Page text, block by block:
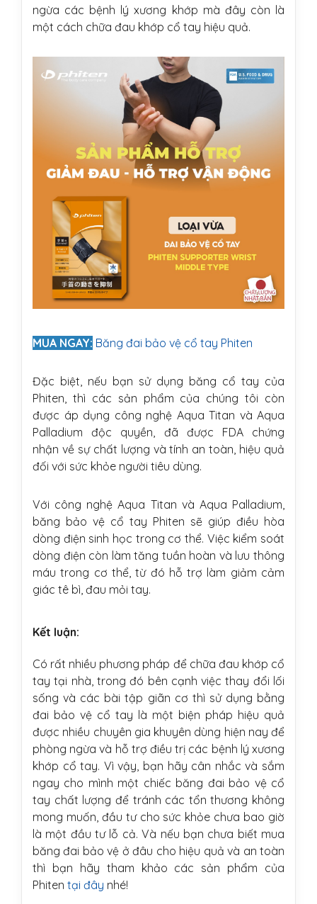
ngừa các bệnh lý xương khớp mà đây còn là
một cách chữa đau khớp cổ tay hiệu quả.
MUA NGAY: Băng đai bảo vệ cổ tay Phiten
Đặc biệt, nếu bạn sử dụng băng cổ tay của
Phiten, thì các sản phẩm của chúng tôi còn
được áp dụng công nghệ Aqua Titan và Aqua
Palladium độc quyền, đã được FDA chứng
nhận về sự chất lượng và tính an toàn, hiệu quả
đối với sức khỏe người tiêu dùng.
Với công nghệ Aqua Titan và Aqua Palladium,
băng bảo vệ cổ tay Phiten sẽ giúp điều hòa
dòng điện sinh học trong cơ thể. Việc kiểm soát
dòng điện còn làm tăng tuần hoàn và lưu thông
máu trong cơ thể, từ đó hỗ trợ làm giảm cảm
giác tê bì, đau mỏi tay.
Kết luận:
Có rất nhiều phương pháp để chữa đau khớp cổ
tay tại nhà, trong đó bên cạnh việc thay đổi lối
sống và các bài tập giãn cơ thì sử dụng bằng
đai bảo vệ cổ tay là một biện pháp hiệu quả
được nhiều chuyên gia khuyên dùng hiện nay để
phòng ngừa và hỗ trợ điều trị các bệnh lý xương
khớp cổ tay. Vì vậy, bạn hãy cân nhắc và sắm
ngay cho mình một chiếc băng đai bảo vệ cổ
tay chất lượng để tránh các tổn thương không
mong muốn, đầu tư cho sức khỏe chưa bao giờ
là một đầu tư lỗ cả. Và nếu bạn chưa biết mua
băng đai bảo vệ ở đâu cho hiệu quả và an toàn
thì bạn hãy tham khảo các sản phẩm của
Phiten tại đây nhé!